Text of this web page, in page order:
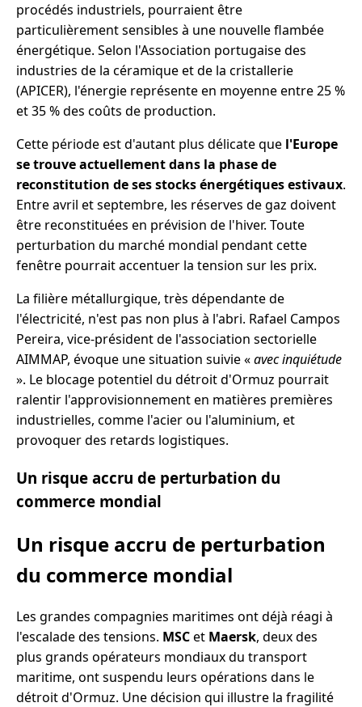
procédés industriels, pourraient être
particulièrement sensibles à une nouvelle flambée
énergétique. Selon l'Association portugaise des
industries de la céramique et de la cristallerie
(APICER), l'énergie représente en moyenne entre 25 %
et 35 % des coûts de production.
Cette période est d'autant plus délicate que l'Europe
se trouve actuellement dans la phase de
reconstitution de ses stocks énergétiques estivaux.
Entre avril et septembre, les réserves de gaz doivent
être reconstituées en prévision de l'hiver. Toute
perturbation du marché mondial pendant cette
fenêtre pourrait accentuer la tension sur les prix.
La filière métallurgique, très dépendante de
l'électricité, n'est pas non plus à l'abri. Rafael Campos
Pereira, vice-président de l'association sectorielle
AIMMAP, évoque une situation suivie «avec inquiétude
». Le blocage potentiel du détroit d'Ormuz pourrait
ralentir l'approvisionnement en matières premières
industrielles, comme l'acier ou l'aluminium, et
provoquer des retards logistiques.
Un risque accru de perturbation du
commerce mondial
Un risque accru de perturbation
du commerce mondial
Les grandes compagnies maritimes ont déjà réagi à
l'escalade des tensions. MSCet Maersk, deux des
plus grands opérateurs mondiaux du transport
maritime, ont suspendu leurs opérations dans le
détroit d'Ormuz. Une décision qui illustre la fragilité